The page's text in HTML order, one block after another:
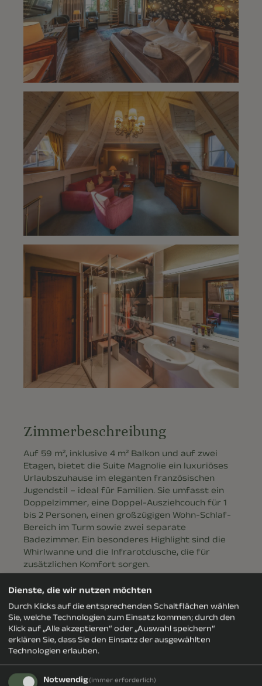
Zimmerbeschreibung
Auf 59 m², inklusive 4 m² Balkon und auf zwei
Etagen, bietet die Suite Magnolie ein luxuriöses
Urlaubszuhause im eleganten französischen
Jugendstil – ideal für Familien. Sie umfasst ein
Doppelzimmer, eine Doppel-Ausziehcouch für 1
bis 2 Personen, einen großzügigen Wohn-Schlaf-
Bereich im Turm sowie zwei separate
Badezimmer. Ein besonderes Highlight sind die
Whirlwanne und die Infrarotdusche, die für
zusätzlichen Komfort sorgen.
Ausstattungsmerkmale
Gartenblick Regendusche Infrarot
Dienste, die wir nutzen möchten
Durch Klicks auf die entsprechenden Schaltflächen wählen
Sie, welche Technologien zum Einsatz kommen; durch den
Klick auf „Alle akzeptieren“ oder „Auswahl speichern“
erklären Sie, dass Sie den Einsatz der ausgewählten
Technologien erlauben.
Notwendig (immer erforderlich)